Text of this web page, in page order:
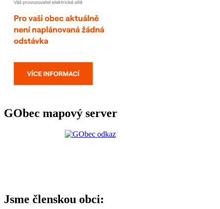
GObec mapový server
Jsme členskou obci: